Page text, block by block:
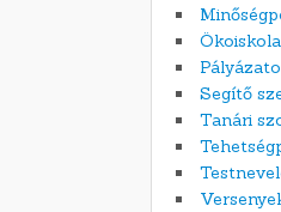
Ökoiskola
Segítő
Tanári